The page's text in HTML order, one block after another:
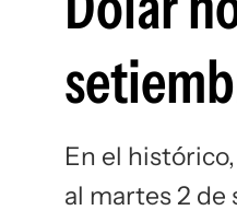
En el
al martes 2